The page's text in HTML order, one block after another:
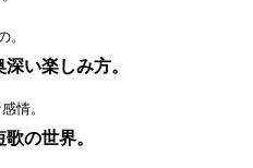
。
い楽しみ方。
情。
の世界。